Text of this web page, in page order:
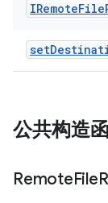
IRemoteFile
set
公共构造
RemoteFile